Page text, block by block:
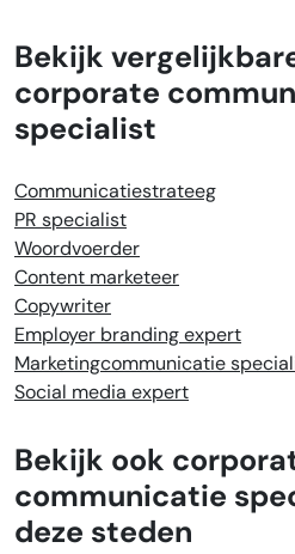
Bekijk
corporate
specialist
Communicatiestrateeg
PR specialist
Woordvoerder
Content marketeer
Copywriter
Employer branding expert
Marketingcommunicatie
Social media expert
Bekijk ook
communicatie
deze steden